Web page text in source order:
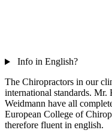
Info in English?
The Chiropractors in our
international standards.
Weidmann have all
European College of
therefore fluent in english.